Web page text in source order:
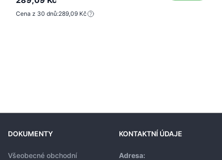
Cena z 30 dnů:289,09 Kč
DOKUMENTY
Všeobecné obchodní
KONTAKTNÍ ÚDAJE
Adresa: